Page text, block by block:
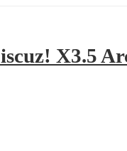
X3.5